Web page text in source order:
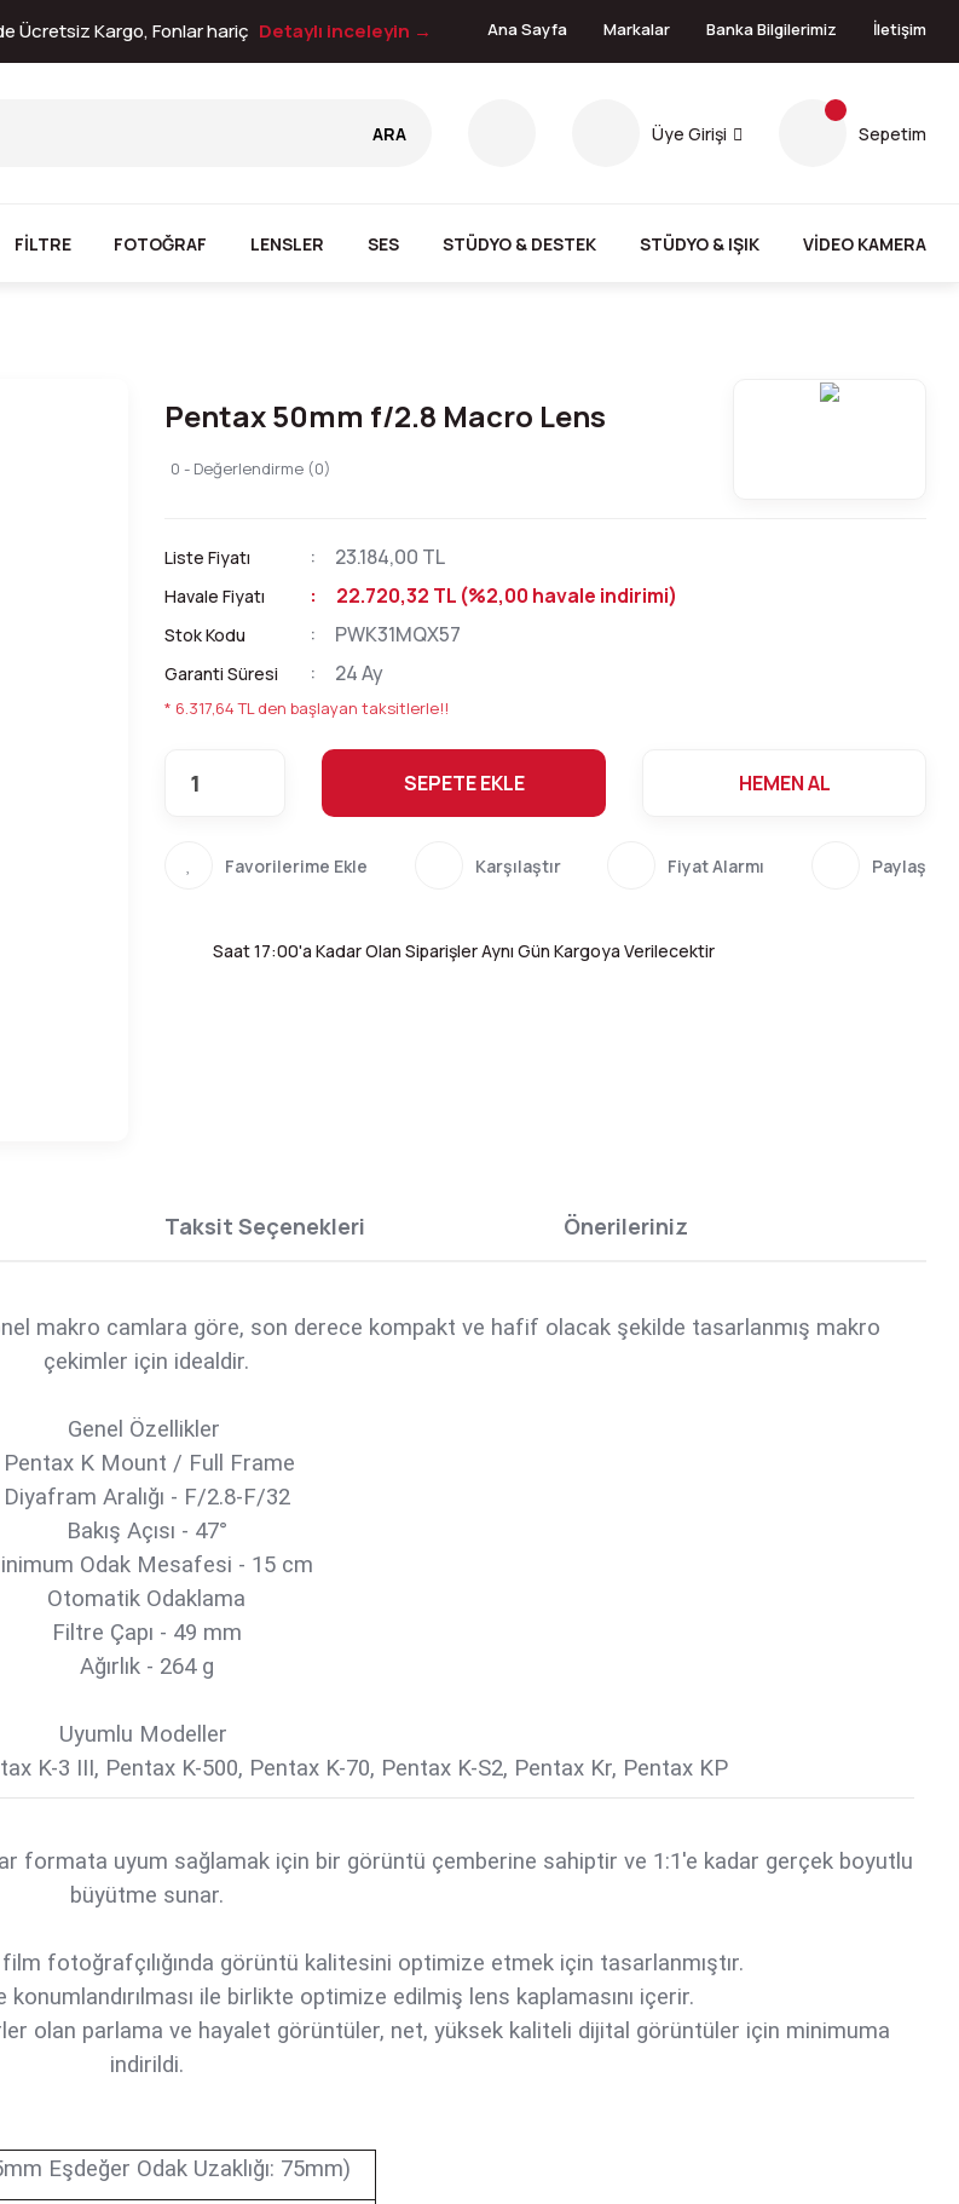
Ücretsiz Kargo, Fonlar hariç Detaylı inceleyin → Ana Sayfa Markalar Banka Bilgilerimiz İletişim
ARA Üye Girişi Sepetim
FİLTRE FOTOĞRAF LENSLER SES STÜDYO & DESTEK STÜDYO & IŞIK VİDEO KAMERA
Pentax 50mm f/2.8 Macro Lens
0 - Değerlendirme (0)
Liste Fiyatı 23.184,00 TL
Havale Fiyatı 22.720,32 TL (%2,00 havale indirimi)
Stok Kodu PWK31MQX57
Garanti Süresi 24 Ay
* 6.317,64 TL den başlayan taksitlerle!!
SEPETE EKLE HEMEN AL
Karşılaştır Fiyat Alarmı Paylaş
Saat 17:00'a Kadar Olan Siparişler Aynı Gün Kargoya Verilecektir
Taksit Seçenekleri Önerileriniz
makro camlara göre, son derece kompakt ve hafif olacak şekilde tasarlanmış makro
çekimler için idealdir.
Genel Özellikler
Pentax K Mount / Full Frame
Diyafram Aralığı - F/2.8-F/32
Bakış Açısı - 47°
Odak Mesafesi - 15 cm
Otomatik Odaklama
Filtre Çapı - 49 mm
Ağırlık - 264 g
Uyumlu Modeller
K-3 III, Pentax K-500, Pentax K-70, Pentax K-S2, Pentax Kr, Pentax KP
formata uyum sağlamak için bir görüntü çemberine sahiptir ve 1:1'e kadar gerçek boyutlu
büyütme sunar.
fotoğrafçılığında görüntü kalitesini optimize etmek için tasarlanmıştır.
ile birlikte optimize edilmiş lens kaplamasını içerir.
olan parlama ve hayalet görüntüler, net, yüksek kaliteli dijital görüntüler için minimuma
indirildi.
Eşdeğer Odak Uzaklığı: 75mm)